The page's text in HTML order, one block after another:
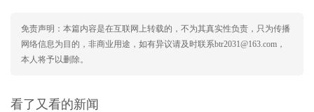
免责声明：本篇内容是在互联网上转载的，不为其真实性负责，只为传播
网络信息为目的，非商业用途，如有异议请及时联系btr2031@163.com，
本人将予以删除。
看了又看的新闻